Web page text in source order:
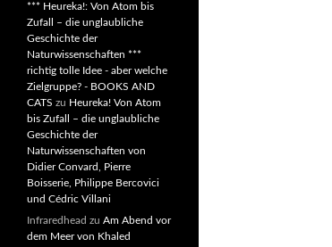
*** Heureka!: Von Atom bis
Zufall – die unglaubliche
Geschichte der
Naturwissenschaften ***
richtig tolle Idee - aber welche
Zielgruppe? - BOOKS AND
CATS zu Heureka! Von Atom
bis Zufall – die unglaubliche
Geschichte der
Naturwissenschaften von
Didier Convard, Pierre
Boisserie, Philippe Bercovici
und Cédric Villani
Infraredhead zu Am Abend vor
dem Meer von Khaled